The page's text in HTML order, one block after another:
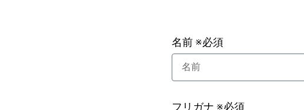
名前 ※必須
フリガナ ※必須